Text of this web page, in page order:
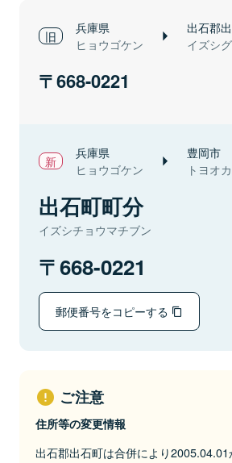
兵庫県
ヒョウゴケン
出石郡
イズシ
668-0221
兵庫県
ヒョウゴケン
豊岡市
トヨオ
出石町町分
イズシチョウマチブン
668-0221
郵便番号をコピーする
ご注意
住所等の変更情報
出石郡出石町は合併により2005.04.01